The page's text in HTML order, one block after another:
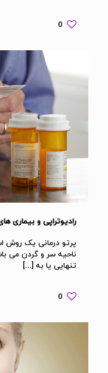
0
رادیوتراپی و بیماری
پرتو درمانی یک روش
ناحیه سر و گردن می
تنهایی یا به […]
0